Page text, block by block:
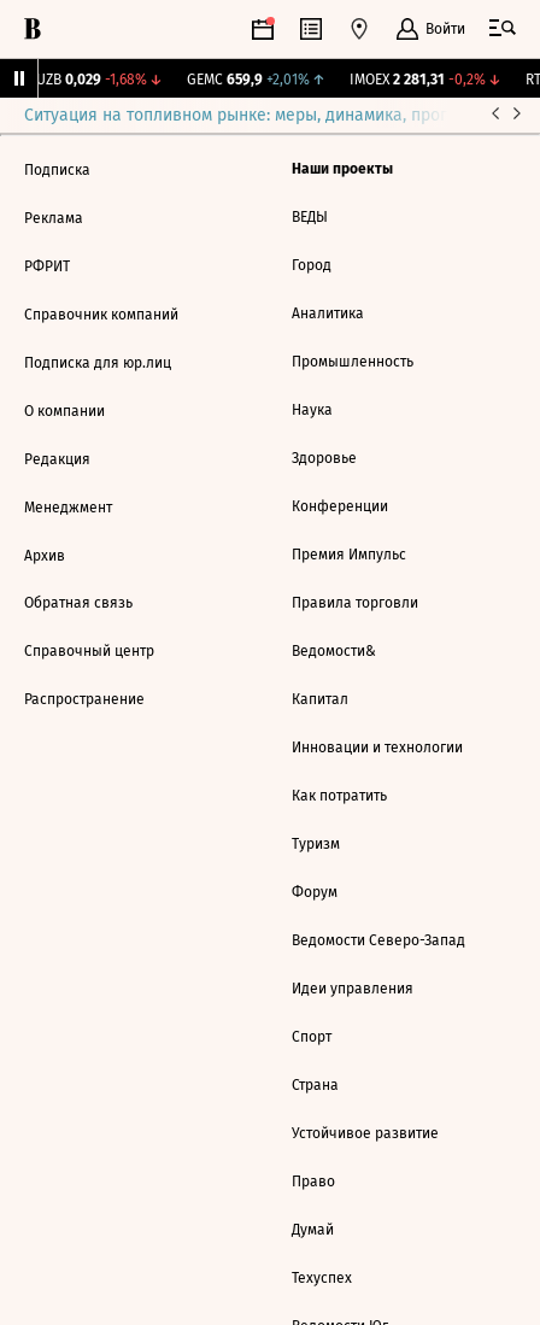
Войти
KUZB 0,029 -1,68%↓ GEMC 659,9 +2,01%↑ IMOEX 2 281,31 -0,2%↓
Ситуация на топливном рынке: меры, динамика, прогнозы
Подписка
Реклама
РФРИТ
Справочник компаний
Подписка для юр.лиц
О компании
Редакция
Менеджмент
Архив
Обратная связь
Справочный центр
Распространение
Наши проекты
ВЕДЫ
Город
Аналитика
Промышленность
Наука
Здоровье
Конференции
Премия Импульс
Правила торговли
Ведомости&
Капитал
Инновации и технологии
Как потратить
Туризм
Форум
Ведомости Северо-Запад
Идеи управления
Спорт
Страна
Устойчивое развитие
Право
Думай
Техуспех